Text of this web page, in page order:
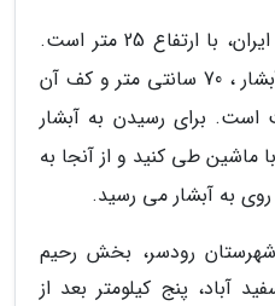
میلاش بلندترین آبشار شمال ایران، با ارتفاع 25 متر است.
عمق استخر ایجاد شده پای آبشار ، 70 سانتی متر و کف آن
برای رسیدن به آبشار
ماشین طی کنید و از آنجا به
رودسر، بخش رحیم
آباد، پنج کیلومتر بعد از